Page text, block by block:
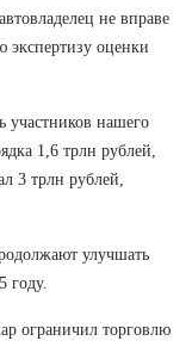
не вправе
экспертизу оценки
нашего
1,6 трлн рублей,
3 трлн рублей,
улучшать
году.
ограничил торговлю